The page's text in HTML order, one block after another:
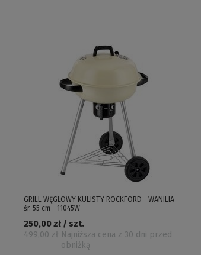
GRILL WĘGLOWY KULISTY ROCKFORD - WANILIA
śr. 55 cm - 11045W
499,00 zł Najniższa cena z 30 dni przed
obniżką
250,00 zł / szt.